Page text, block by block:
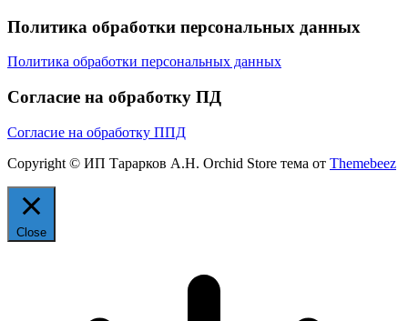
Политика обработки персональных данных
Политика обработки персональных данных
Согласие на обработку ПД
Согласие на обработку ППД
Copyright © ИП Тарарков А.Н. Orchid Store тема от Themebeez
Close